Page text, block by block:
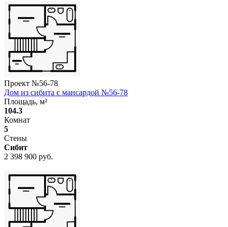
Проект №56-78
Дом из сибита с мансардой №56-78
Площадь, м²
104.3
Комнат
5
Стены
Сибит
2 398 900 руб.